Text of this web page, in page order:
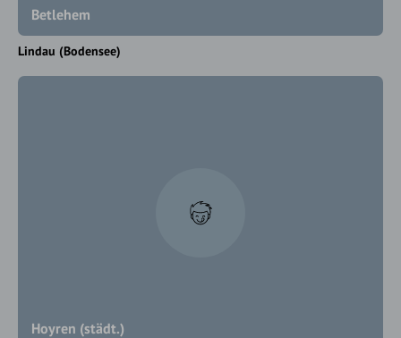
Betlehem
Lindau (Bodensee)
Hoyren (städt.)